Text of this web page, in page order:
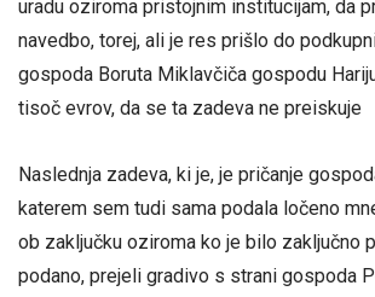
uradu oziroma pristojnim institucijam, da
navedbo, torej, ali je res prišlo do
gospoda Boruta Miklavčiča gospodu
tisoč evrov, da se ta zadeva ne preiskuje
Naslednja zadeva, ki je, je pričanje
katerem sem tudi sama podala ločeno
ob zaključku oziroma ko je bilo zaključno
podano, prejeli gradivo s strani gospoda